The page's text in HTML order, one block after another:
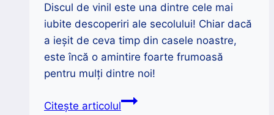
Discul de vinil este una dintre cele mai
iubite descoperiri ale secolului! Chiar dacă
a ieșit de ceva timp din casele noastre,
este încă o amintire foarte frumoasă
pentru mulți dintre noi!
Citește articolul7